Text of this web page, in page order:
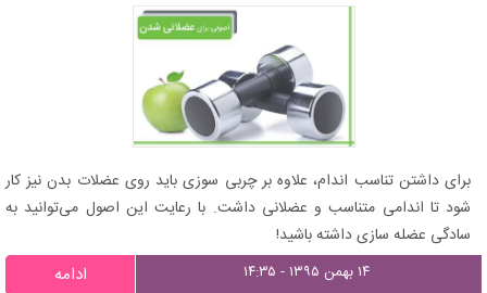
برای داشتن تناسب اندام، علاوه بر چربی سوزی باید روی عضلات بدن نیز کار
شود تا اندامی متناسب و عضلانی داشت. با رعایت این اصول می‌توانید به
سادگی عضله سازی داشته باشید!
۱۴ بهمن ۱۳۹۵ - ۱۴:۳۵ ادامه